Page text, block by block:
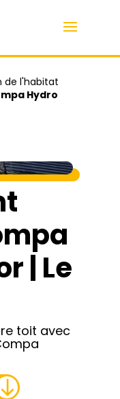
de l'habitat
Hydro
| Le
toit avec